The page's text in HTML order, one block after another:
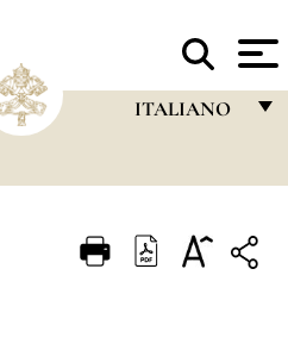
ITALIANO
ITALIANO